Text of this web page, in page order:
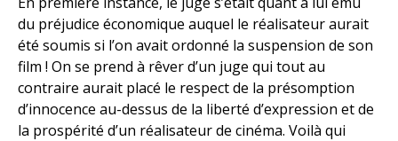
du préjudice économique auquel le réalisateur aurait
été soumis si l’on avait ordonné la suspension de son
film ! On se prend à rêver d’un juge qui tout au
contraire aurait placé le respect de la présomption
d’innocence au-dessus de la liberté d’expression et de
la prospérité d’un réalisateur de cinéma. Voilà qui